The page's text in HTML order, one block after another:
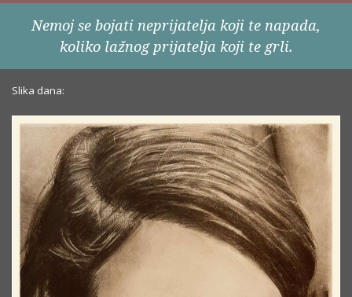
Nemoj se bojati neprijatelja koji te napada,
koliko lažnog prijatelja koji te grli.
Slika dana: